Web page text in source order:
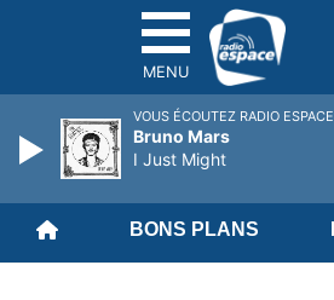
MENU
BONS PLANS
VOUS ÉCOUTEZ RADIO ESPACE
Bruno Mars
I Just Might